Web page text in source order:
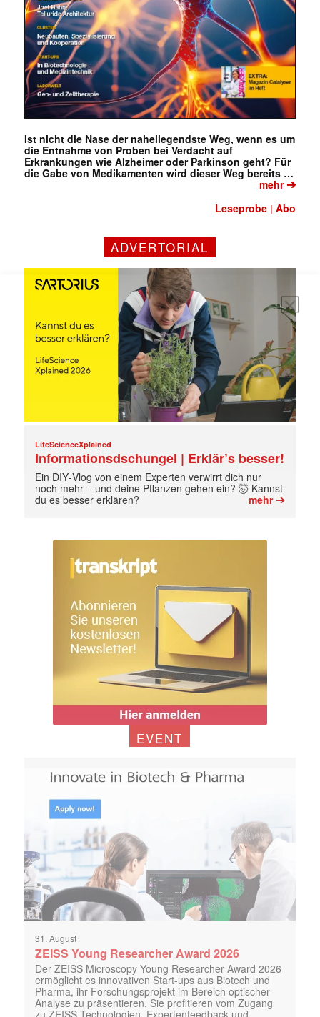
Mit dem |transkript-Newsletter
E-
Mail
Ist nicht die Nase der naheliegendste Weg, wenn es um
die Entnahme von Proben bei Verdacht auf
Erkrankungen wie Alzheimer oder Parkinson geht? Für
die Gabe von Medikamenten wird dieser Weg bereits …
mehr➔
Leseprobe |Abo
ADVERTORIAL
LifeScienceXplained
Informationsdschungel | Erklär’s besser!
Ein DIY‑Vlog von einem Experten verwirrt dich nur
noch mehr – und deine Pflanzen gehen ein? 🤯 Kannst
du es besser erklären?
mehr➔
EVENT
31. August
ZEISS Young Researcher Award 2026
Der ZEISS Microscopy Young Researcher Award 2026
ermöglicht es innovativen Start-ups aus Biotech und
Pharma, ihr Forschungsprojekt im Bereich optischer
Analyse zu präsentieren. Sie profitieren vom Zugang